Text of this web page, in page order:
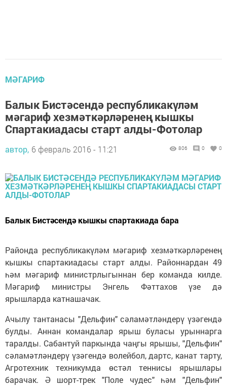
МӘГАРИФ
Балык Бистәсендә республикакүләм
мәгариф хезмәткәрләренең кышкы
Спартакиадасы старт алды-Фотолар
автор, 6 февраль 2016 - 11:21 806 0 0
Балык Бистәсендә кышкы спартакиада бара
Районда республикакүләм мәгариф хезмәткәрләренең
кышкы спартакиадасы старт алды. Районнардан 49
һәм мәгариф министрлыгыннан бер команда килде.
Мәгариф министры Энгель Фәттахов үзе дә
ярышларда катнашачак.
Ачылу тантанасы "Дельфин" сәламәтләндерү үзәгендә
булды. Аннан командалар ярыш буласы урыннарга
таралды. Сабантуй паркында чаңгы ярышы, "Дельфин"
сәламәтләндерү үзәгендә волейбол, дартс, канат тарту,
Агротехник техникумда өстәл теннисы ярышлары
барачак. Ә шорт-трек "Поле чудес" һәм "Дельфин"